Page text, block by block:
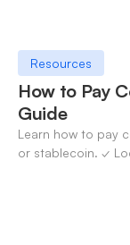
Resources
How to Pay
Guide
Learn how to pay
or stablecoin. ✓